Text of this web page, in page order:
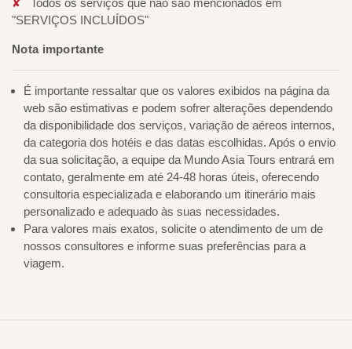
Todos os serviços que não são mencionados em
"SERVIÇOS INCLUÍDOS"
Nota importante
É importante ressaltar que os valores exibidos na página da
web são estimativas e podem sofrer alterações dependendo
da disponibilidade dos serviços, variação de aéreos internos,
da categoria dos hotéis e das datas escolhidas. Após o envio
da sua solicitação, a equipe da Mundo Asia Tours entrará em
contato, geralmente em até 24-48 horas úteis, oferecendo
consultoria especializada e elaborando um itinerário mais
personalizado e adequado às suas necessidades.
Para valores mais exatos, solicite o atendimento de um de
nossos consultores e informe suas preferências para a
viagem.